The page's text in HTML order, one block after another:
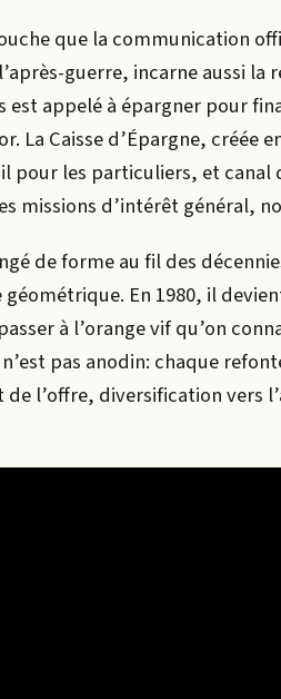
que la communication
guerre, incarne aussi
est appelé à épargner pour
La Caisse d’Épargne, créée
pour les particuliers, et canal
missions d’intérêt général,
de forme au fil des
En 1980, il
à l’orange vif qu’on
pas anodin: chaque
de l’offre, diversification vers